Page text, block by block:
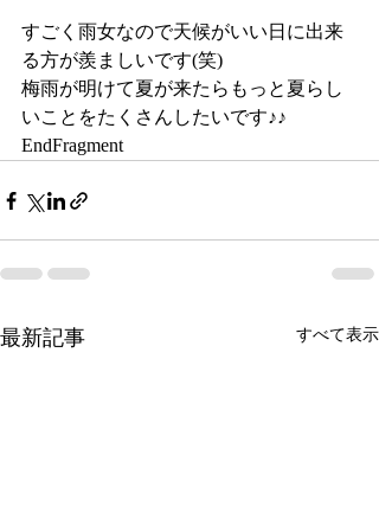
すごく雨女なので天候がいい日に出来
る方が羨ましいです(笑)
梅雨が明けて夏が来たらもっと夏らし
いことをたくさんしたいです♪♪
EndFragment
最新記事 すべて表示